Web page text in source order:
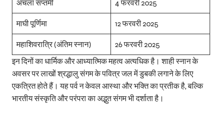
अचला सप्तमी 4 फरवरी 2025
माघी पूर्णिमा 12 फरवरी 2025
महाशिवरात्रि (अंतिम स्नान)
26 फरवरी 2025
इन दिनों का धार्मिक और आध्यात्मिक महत्व अत्यधिक है। शाही स्नान के
अवसर पर लाखों श्रद्धालु संगम के पवित्र जल में डुबकी लगाने के लिए
एकत्रित होते हैं। यह पर्व न केवल आस्था और भक्ति का प्रतीक है, बल्कि
भारतीय संस्कृति और परंपरा का अद्भुत संगम भी दर्शाता है।